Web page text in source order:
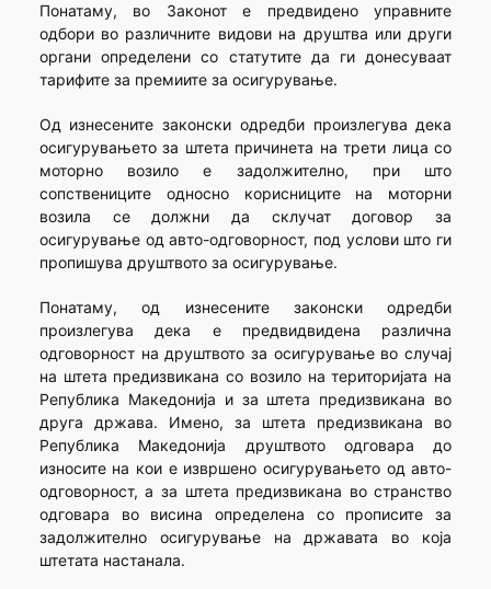
Понатаму, во Законот е предвидено управните
одбори во различните видови на друштва или други
органи определени со статутите да ги донесуваат
тарифите за премиите за осигурување.
Од изнесените законски одредби произлегува дека
осигурувањето за штета причинета на трети лица со
моторно возило е задолжително, при што
сопствениците односно корисниците на моторни
возила се должни да склучат договор за
осигурување од авто-одговорност, под услови што ги
пропишува друштвото за осигурување.
Понатаму, од изнесените законски одредби
произлегува дека е предвидвидена различна
одговорност на друштвото за осигурување во случај
на штета предизвикана со возило на територијата на
Република Македонија и за штета предизвикана во
друга држава. Имено, за штета предизвикана во
Република Македонија друштвото одговара до
износите на кои е извршено осигурувањето од авто-
одговорност, а за штета предизвикана во странство
одговара во висина определена со прописите за
задолжително осигурување на државата во која
штетата настанала.